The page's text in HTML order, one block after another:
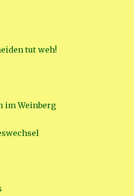
tut weh!
im Weinberg